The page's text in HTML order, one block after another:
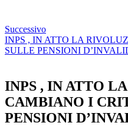
Successivo
INPS , IN ATTO LA
SULLE PENSIONI
INPS , IN ATTO
CAMBIANO I
PENSIONI